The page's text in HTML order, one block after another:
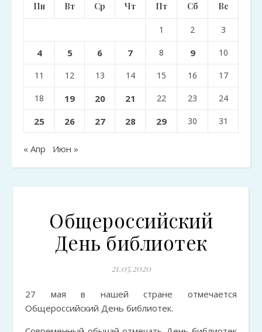
Пн Вт Ср Чт Пт Сб Вс
1 2 3
4 5 6 7 8 9 10
11 12 13 14 15 16 17
18 19 20 21 22 23 24
25 26 27 28 29 30 31
« Апр Июн »
Общероссийский
День библиотек
21.05.2020
27 мая в нашей стране отмечается
Общероссийский День библиотек.